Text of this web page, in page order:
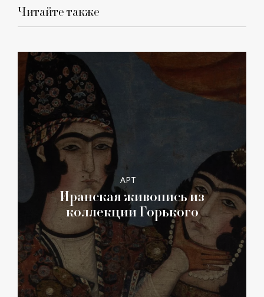
Читайте также
АРТ
Иранская живопись из
коллекции Горького